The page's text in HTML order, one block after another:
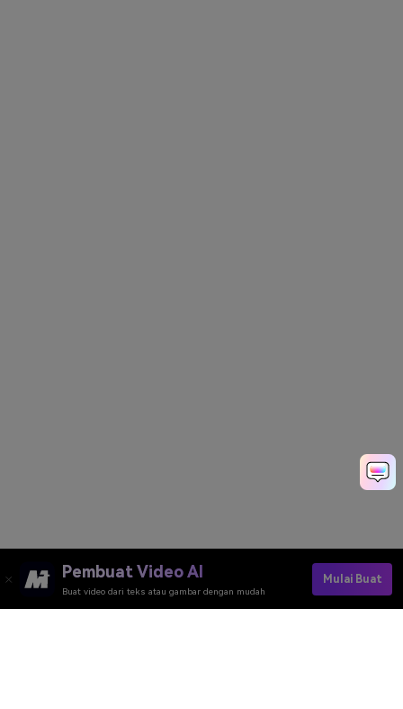
Pembuat Video AI
Buat video dari teks atau gambar dengan mudah
Mulai Buat